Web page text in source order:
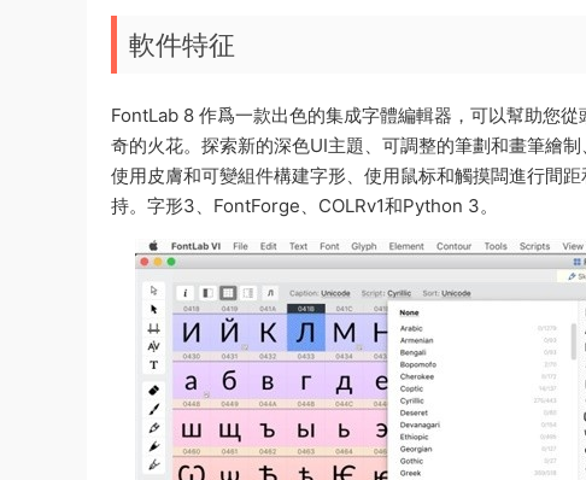
軟件特征
FontLab 8 作爲一款出色的集成字體編輯器，可以幫助您
奇的火花。探索新的深色UI主題、可調整的筆劃和畫筆繪
使用皮膚和可變組件構建字形、使用鼠标和觸摸闆進行間
持。字形3、FontForge、COLRv1和Python 3。